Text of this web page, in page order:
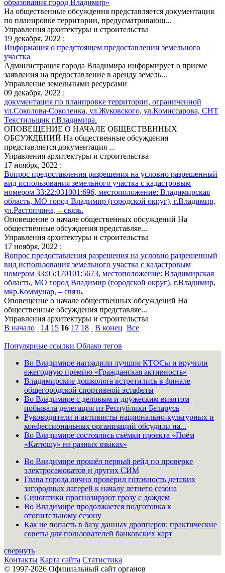
образования город Владимир»
На общественные обсуждения представляется документация
по планировке территории, предусматривающ...
Управления архитектуры и строительства
19 декабря, 2022 :
Информация о предстоящем предоставлении земельного
участка
Администрация города Владимира информирует о приеме
заявления на предоставление в аренду земель...
Управление земельными ресурсами
09 декабря, 2022 :
документация по планировке территории, ограниченной
ул.Соколова-Соколенка, ул.Жуковского, ул.Комиссарова, СНТ
Текстильщик г.Владимира.
ОПОВЕЩЕНИЕ О НАЧАЛЕ ОБЩЕСТВЕННЫХ
ОБСУЖДЕНИЙ На общественные обсуждения
представляется документация ...
Управления архитектуры и строительства
17 ноября, 2022 :
Вопрос предоставления разрешения на условно разрешенный
вид использования земельного участка с кадастровым
номером 33:22:031001:696, местоположение: Владимирская
область, МО город Владимир (городской округ), г.Владимир,
ул.Растопчина, – связь.
Оповещение о начале общественных обсуждений На
общественные обсуждения представляе...
Управления архитектуры и строительства
17 ноября, 2022 :
Вопрос предоставления разрешения на условно разрешенный
вид использования земельного участка с кадастровым
номером 33:05:170101:5673, местоположение: Владимирская
область, МО город Владимир (городской округ), г.Владимир,
мкр.Коммунар, – связь.
Оповещение о начале общественных обсуждений На
общественные обсуждения представляе...
Управления архитектуры и строительства
В начало
14 15 16 17 18 В конец Все
Популярные ссылки Облако тегов
Во Владимире наградили лучшие КТОСы и вручили
ежегодную премию «Гражданская активность»
Владимирские дошколята встретились в финале
общегородской спортивной эстафеты
Во Владимире с деловым и дружеским визитом
побывала делегация из Республики Беларусь
Руководители и активисты национально-культурных и
конфессиональных организаций обсудили на...
Во Владимире состоялись съёмки проекта «Поём
«Катюшу» на разных языках»
Во Владимире прошёл первый рейд по проверке
электросамокатов и других СИМ
Глава города лично проверил готовность детских
загородных лагерей к началу летнего сезона
Синоптики прогнозируют грозу с дождем
Во Владимире продолжается подготовка к
отопительному сезону
Как не попасть в базу данных дропперов: практические
советы для пользователей банковских карт
свернуть
Контакты Карта сайта Статистика
© 1997-2026 Официальный сайт органов